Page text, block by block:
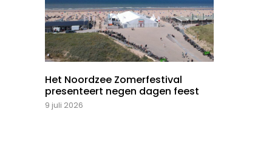
Het Noordzee Zomerfestival
presenteert negen dagen feest
9 juli 2026